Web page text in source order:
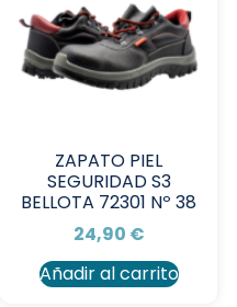
ZAPATO PIEL
SEGURIDAD S3
BELLOTA 72301 Nº 38
24,90 €
Añadir al carrito